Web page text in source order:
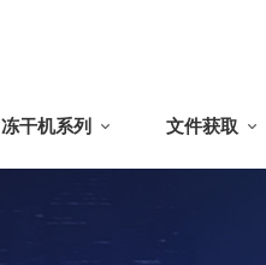
冻干机系列 文件获取